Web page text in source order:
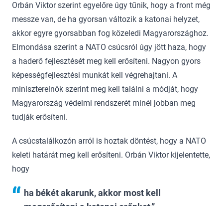
Orbán Viktor szerint egyelőre úgy tűnik, hogy a front még
messze van, de ha gyorsan változik a katonai helyzet,
akkor egyre gyorsabban fog közeledi Magyarországhoz.
Elmondása szerint a NATO csúcsról úgy jött haza, hogy
a haderő fejlesztését meg kell erősíteni. Nagyon gyors
képességfejlesztési munkát kell végrehajtani. A
miniszterelnök szerint meg kell találni a módját, hogy
Magyarország védelmi rendszerét minél jobban meg
tudják erősíteni.
A csúcstalálkozón arról is hoztak döntést, hogy a NATO
keleti határát meg kell erősíteni. Orbán Viktor kijelentette,
hogy
ha békét akarunk, akkor most kell